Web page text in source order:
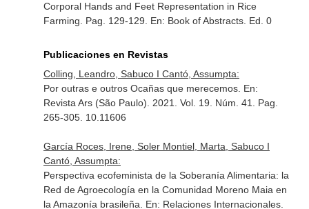
Corporal Hands and Feet Representation in Rice
Farming. Pag. 129-129. En: Book of Abstracts. Ed. 0
Publicaciones en Revistas
Colling, Leandro, Sabuco I Cantó, Assumpta:
Por outras e outros Ocañas que merecemos. En:
Revista Ars (São Paulo) . 2021. Vol. 19. Núm. 41. Pag.
265-305. 10.11606
García Roces, Irene, Soler Montiel, Marta, Sabuco I
Cantó, Assumpta:
Perspectiva ecofeminista de la Soberanía Alimentaria: la
Red de Agroecología en la Comunidad Moreno Maia en
la Amazonía brasileña. En: Relaciones Internacionales.